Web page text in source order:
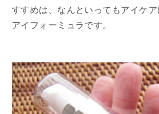
すすめは、なんといってもアイケ
アイフォーミュラです。